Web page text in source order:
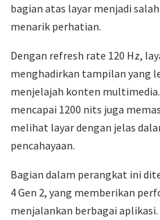
bagian atas layar menjadi
menarik perhatian.
Dengan refresh rate 120 Hz,
menghadirkan tampilan yang
menjelajah konten
mencapai 1200 nits juga
melihat layar dengan jelas
pencahayaan.
Bagian dalam perangkat ini
4 Gen 2, yang memberikan
menjalankan berbagai aplikasi.